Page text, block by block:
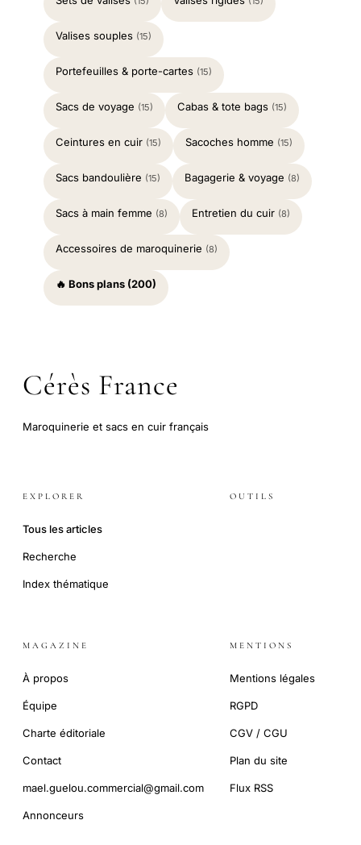
Valises souples (15)
Portefeuilles & porte-cartes (15)
Sacs de voyage (15) Cabas & tote bags (15)
Ceintures en cuir (15) Sacoches homme (15)
Sacs bandoulière (15) Bagagerie & voyage (8)
Sacs à main femme (8) Entretien du cuir (8)
Accessoires de maroquinerie (8)
🔥 Bons plans (200)
Cérès France
Maroquinerie et sacs en cuir français
EXPLORER
Tous les articles
Recherche
Index thématique
OUTILS
MAGAZINE
À propos
Équipe
Charte éditoriale
Contact
mael.guelou.commercial@gmail.com
Annonceurs
MENTIONS
Mentions légales
RGPD
CGV / CGU
Plan du site
Flux RSS